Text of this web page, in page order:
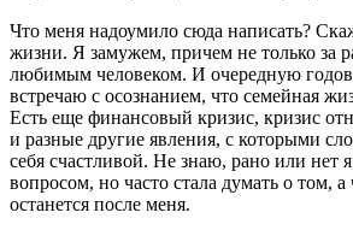
Что меня надоумило сюда написать?
жизни. Я замужем, причем не только за
любимым человеком. И очередную
встречаю с осознанием, что семейная
Есть еще финансовый кризис, кризис
и разные другие явления, с которыми
себя счастливой. Не знаю, рано или нет я
вопросом, но часто стала думать о том,
останется после меня.